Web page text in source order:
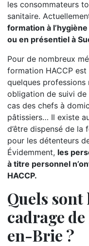
les consommateurs
sanitaire.
formation à
ou en présentiel à
Pour de nombreux
formation HACCP
quelques
obligation de suivi de
cas des chefs à
pâtissiers… Il existe
d’être dispensé de la
pour les détenteurs
Évidemment, les
à titre personnel
HACCP.
Quels sont
cadrage de
en-Brie ?